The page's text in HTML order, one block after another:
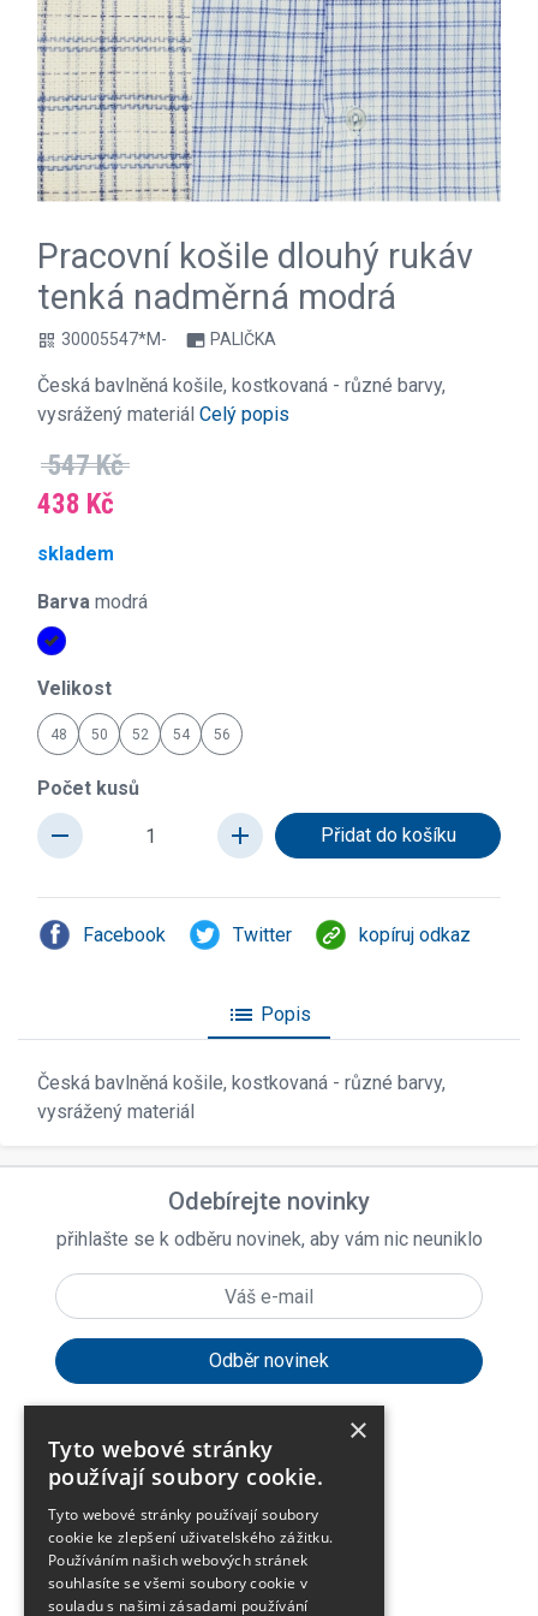
Pracovní košile dlouhý rukáv
tenká nadměrná modrá
qr_code 30005547*M- branding_watermark PALIČKA
Česká bavlněná košile, kostkovaná - různé barvy,
vysrážený materiál Celý popis
547 Kč
438 Kč
skladem
Barva modrá
Velikost
48 50 52 54 56
Počet kusů
remove add
Facebook Twitter kopíruj odkaz
list Popis
Česká bavlněná košile, kostkovaná - různé barvy,
vysrážený materiál
Odebírejte novinky
přihlašte se k odběru novinek, aby vám nic neuniklo
Zákaznické menu expand_more
Praktické odkazy expand_more
O firmě
×
Tyto webové stránky
používají soubory cookie.
Tyto webové stránky používají soubory
cookie ke zlepšení uživatelského zážitku.
Používáním našich webových stránek
souhlasíte se všemi soubory cookie v
souladu s našimi zásadami používání